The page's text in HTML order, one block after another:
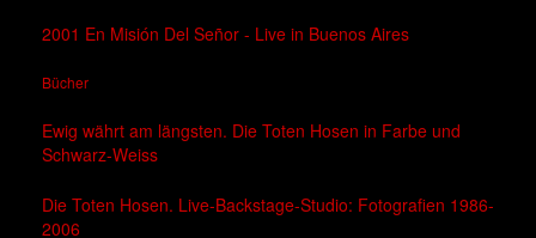
2001 En Misión Del Señor - Live in Buenos Aires
Bücher
Ewig währt am längsten. Die Toten Hosen in Farbe und
Schwarz-Weiss
Die Toten Hosen. Live-Backstage-Studio: Fotografien 1986-
2006